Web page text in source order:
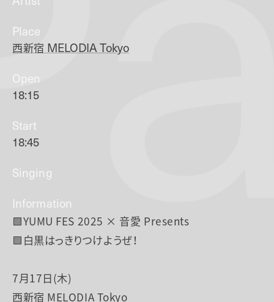
Place
西新宿 MELODIA Tokyo
Open
18:15
Start
18:45
Singing
Information
🟩YUMU FES 2025 × 音愛 Presents
🟩白黒はっきりつけようぜ！
7月17日(木)
西新宿 MELODIA Tokyo